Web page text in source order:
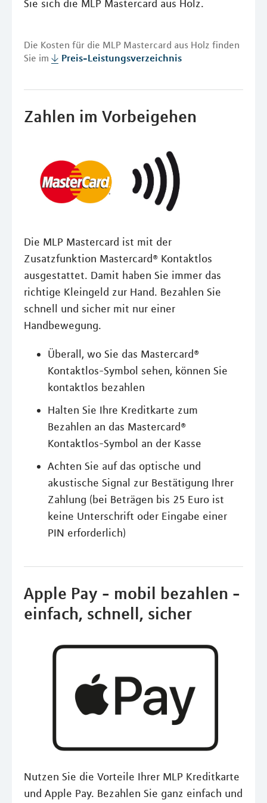
Sie sich die MLP Mastercard aus Holz.
Die Kosten für die MLP Mastercard aus Holz finden
Sie im
Preis-Leistungsverzeichnis
Zahlen im Vorbeigehen
Die MLP Mastercard ist mit der
Zusatzfunktion Mastercard® Kontaktlos
ausgestattet. Damit haben Sie immer das
richtige Kleingeld zur Hand. Bezahlen Sie
schnell und sicher mit nur einer
Handbewegung.
Überall, wo Sie das Mastercard®
Kontaktlos-Symbol sehen, können Sie
kontaktlos bezahlen
Halten Sie Ihre Kreditkarte zum
Bezahlen an das Mastercard®
Kontaktlos-Symbol an der Kasse
Achten Sie auf das optische und
akustische Signal zur Bestätigung Ihrer
Zahlung (bei Beträgen bis 25 Euro ist
keine Unterschrift oder Eingabe einer
PIN erforderlich)
Apple Pay - mobil bezahlen -
einfach, schnell, sicher
Nutzen Sie die Vorteile Ihrer MLP Kreditkarte
und Apple Pay. Bezahlen Sie ganz einfach und